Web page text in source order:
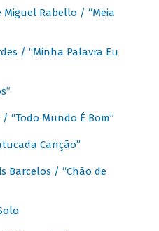
Miguel Rabello / “Meia
/ “Minha Palavra Eu
“Todo Mundo É Bom”
Canção”
Barcelos / “Chão de